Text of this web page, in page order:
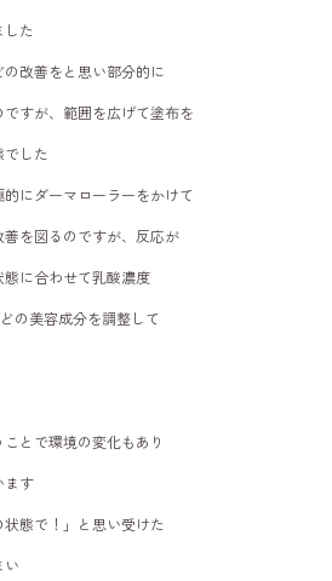
た
改善をと思い部分的に
すが、範囲を広げて塗布を
した
にダーマローラーをかけて
を図るのですが、反応が
に合わせて乳酸濃度
の美容成分を調整して
とで環境の変化もあり
ます
態で！」と思い受けた
い